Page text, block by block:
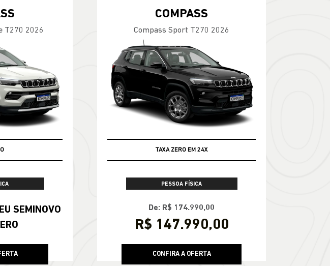
T270 2026
COMPASS
Compass Sport T270 2026
TAXA ZERO EM 24X
PESSOA FÍSICA
De: R$ 174.990,00
R$ 147.990,00
CONFIRA A OFERTA